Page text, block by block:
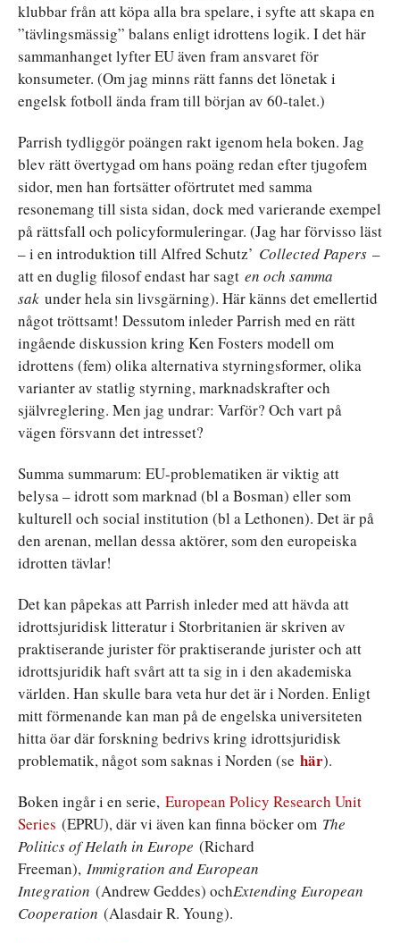
klubbar från att köpa alla bra spelare, i syfte att skapa en
”tävlingsmässig” balans enligt idrottens logik. I det här
sammanhanget lyfter EU även fram ansvaret för
konsumeter. (Om jag minns rätt fanns det lönetak i
engelsk fotboll ända fram till början av 60-talet.)
Parrish tydliggör poängen rakt igenom hela boken. Jag
blev rätt övertygad om hans poäng redan efter tjugofem
sidor, men han fortsätter oförtrutet med samma
resonemang till sista sidan, dock med varierande exempel
på rättsfall och policyformuleringar. (Jag har förvisso läst
– i en introduktion till Alfred Schutz’ Collected Papers –
att en duglig filosof endast har sagt en och samma
sak under hela sin livsgärning). Här känns det emellertid
något tröttsamt! Dessutom inleder Parrish med en rätt
ingående diskussion kring Ken Fosters modell om
idrottens (fem) olika alternativa styrningsformer, olika
varianter av statlig styrning, marknadskrafter och
självreglering. Men jag undrar: Varför? Och vart på
vägen försvann det intresset?
Summa summarum: EU-problematiken är viktig att
belysa – idrott som marknad (bl a Bosman) eller som
kulturell och social institution (bl a Lethonen). Det är på
den arenan, mellan dessa aktörer, som den europeiska
idrotten tävlar!
Det kan påpekas att Parrish inleder med att hävda att
idrottsjuridisk litteratur i Storbritanien är skriven av
praktiserande jurister för praktiserande jurister och att
idrottsjuridik haft svårt att ta sig in i den akademiska
världen. Han skulle bara veta hur det är i Norden. Enligt
mitt förmenande kan man på de engelska universiteten
hitta öar där forskning bedrivs kring idrottsjuridisk
problematik, något som saknas i Norden (se här).
Boken ingår i en serie, European Policy Research Unit
Series (EPRU), där vi även kan finna böcker om The
Politics of Helath in Europe (Richard
Freeman), Immigration and European
Integration (Andrew Geddes) ochExtending European
Cooperation (Alasdair R. Young).